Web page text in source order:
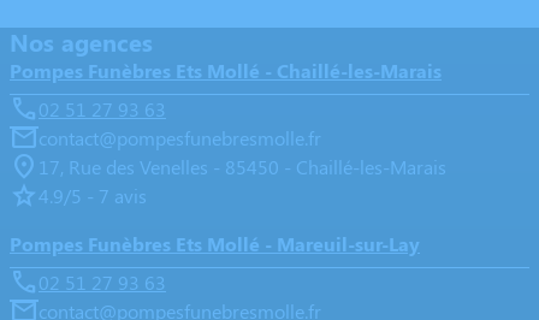
Nos agences
Pompes Funèbres Ets Mollé - Chaillé-les-Marais
02 51 27 93 63
contact@pompesfunebresmolle.fr
17, Rue des Venelles - 85450 - Chaillé-les-Marais
4.9/5 - 7 avis
Pompes Funèbres Ets Mollé - Mareuil-sur-Lay
02 51 27 93 63
contact@pompesfunebresmolle.fr